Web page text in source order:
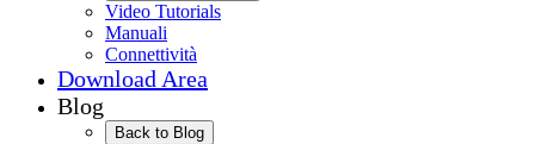
Video Tutorials
Manuali
Connettività
Download Area
Blog
Back to Blog